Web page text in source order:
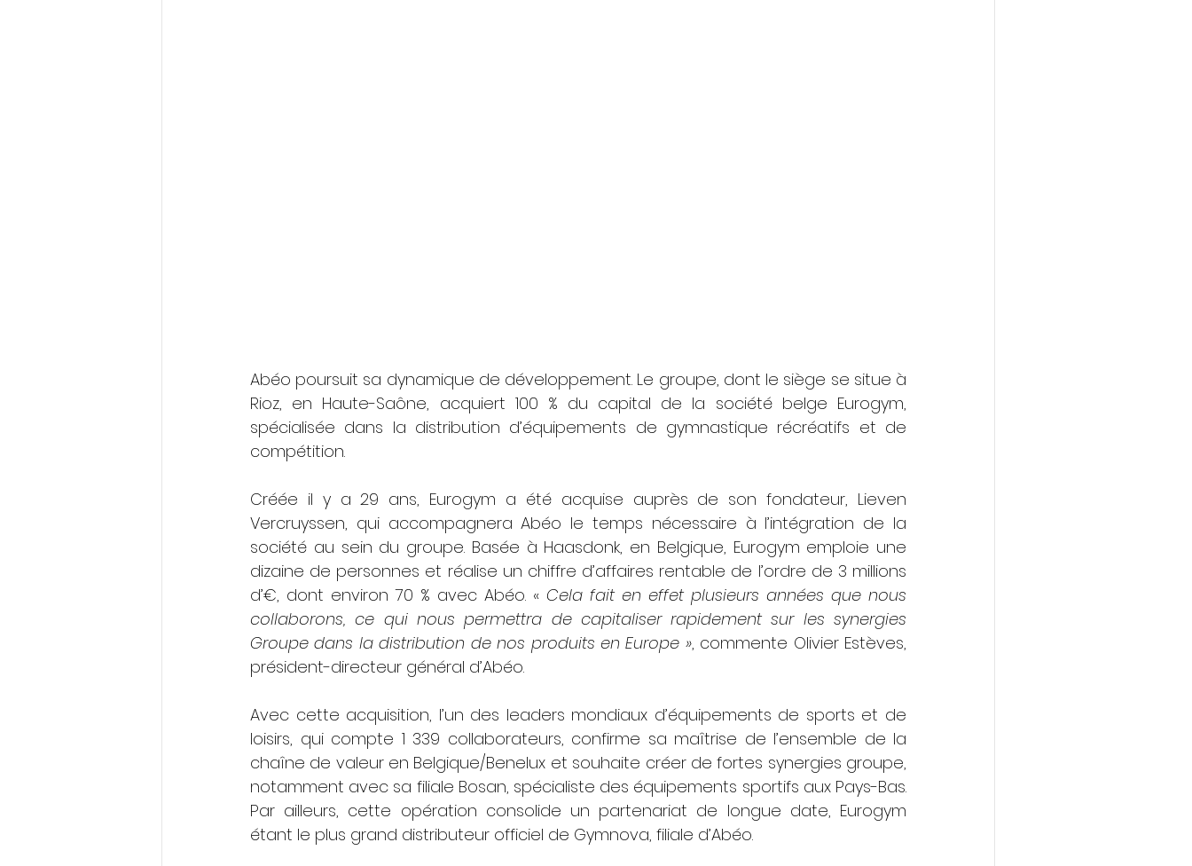
Abéo poursuit sa dynamique de développement. Le groupe, dont le siège se situe à
Rioz, en Haute-Saône, acquiert 100 % du capital de la société belge Eurogym,
spécialisée dans la distribution d’équipements de gymnastique récréatifs et de
compétition.
Créée il y a 29 ans, Eurogym a été acquise auprès de son fondateur, Lieven
Vercruyssen, qui accompagnera Abéo le temps nécessaire à l’intégration de la
société au sein du groupe. Basée à Haasdonk, en Belgique, Eurogym emploie une
dizaine de personnes et réalise un chiffre d’affaires rentable de l’ordre de 3 millions
d’€, dont environ 70 % avec Abéo. « Cela fait en effet plusieurs années que nous
collaborons, ce qui nous permettra de capitaliser rapidement sur les synergies
Groupe dans la distribution de nos produits en Europe », commente Olivier Estèves,
président-directeur général d’Abéo.
Avec cette acquisition, l’un des leaders mondiaux d’équipements de sports et de
loisirs, qui compte 1 339 collaborateurs, confirme sa maîtrise de l’ensemble de la
chaîne de valeur en Belgique/Benelux et souhaite créer de fortes synergies groupe,
notamment avec sa filiale Bosan, spécialiste des équipements sportifs aux Pays-Bas.
Par ailleurs, cette opération consolide un partenariat de longue date, Eurogym
étant le plus grand distributeur officiel de Gymnova, filiale d’Abéo.